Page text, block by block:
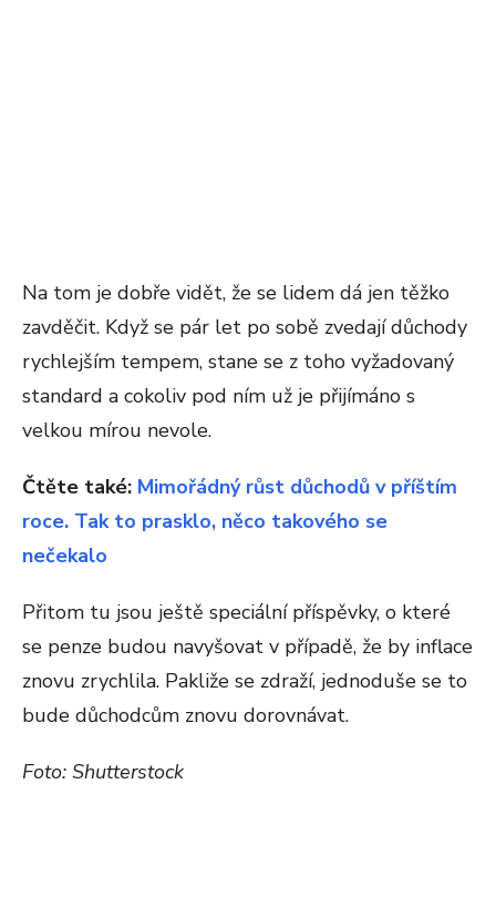
Na tom je dobře vidět, že se lidem dá jen těžko
zavděčit. Když se pár let po sobě zvedají důchody
rychlejším tempem, stane se z toho vyžadovaný
standard a cokoliv pod ním už je přijímáno s
velkou mírou nevole.
Čtěte také: Mimořádný růst důchodů v příštím
roce. Tak to prasklo, něco takového se
nečekalo
Přitom tu jsou ještě speciální příspěvky, o které
se penze budou navyšovat v případě, že by inflace
znovu zrychlila. Pakliže se zdraží, jednoduše se to
bude důchodcům znovu dorovnávat.
Foto: Shutterstock